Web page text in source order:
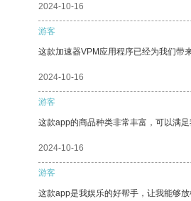
2024-10-16
游客
这款加速器VPM应用程序已经为我们带
2024-10-16
游客
这款app的商品种类非常丰富，可以满足
2024-10-16
游客
这款app是我娱乐的好帮手，让我能够放